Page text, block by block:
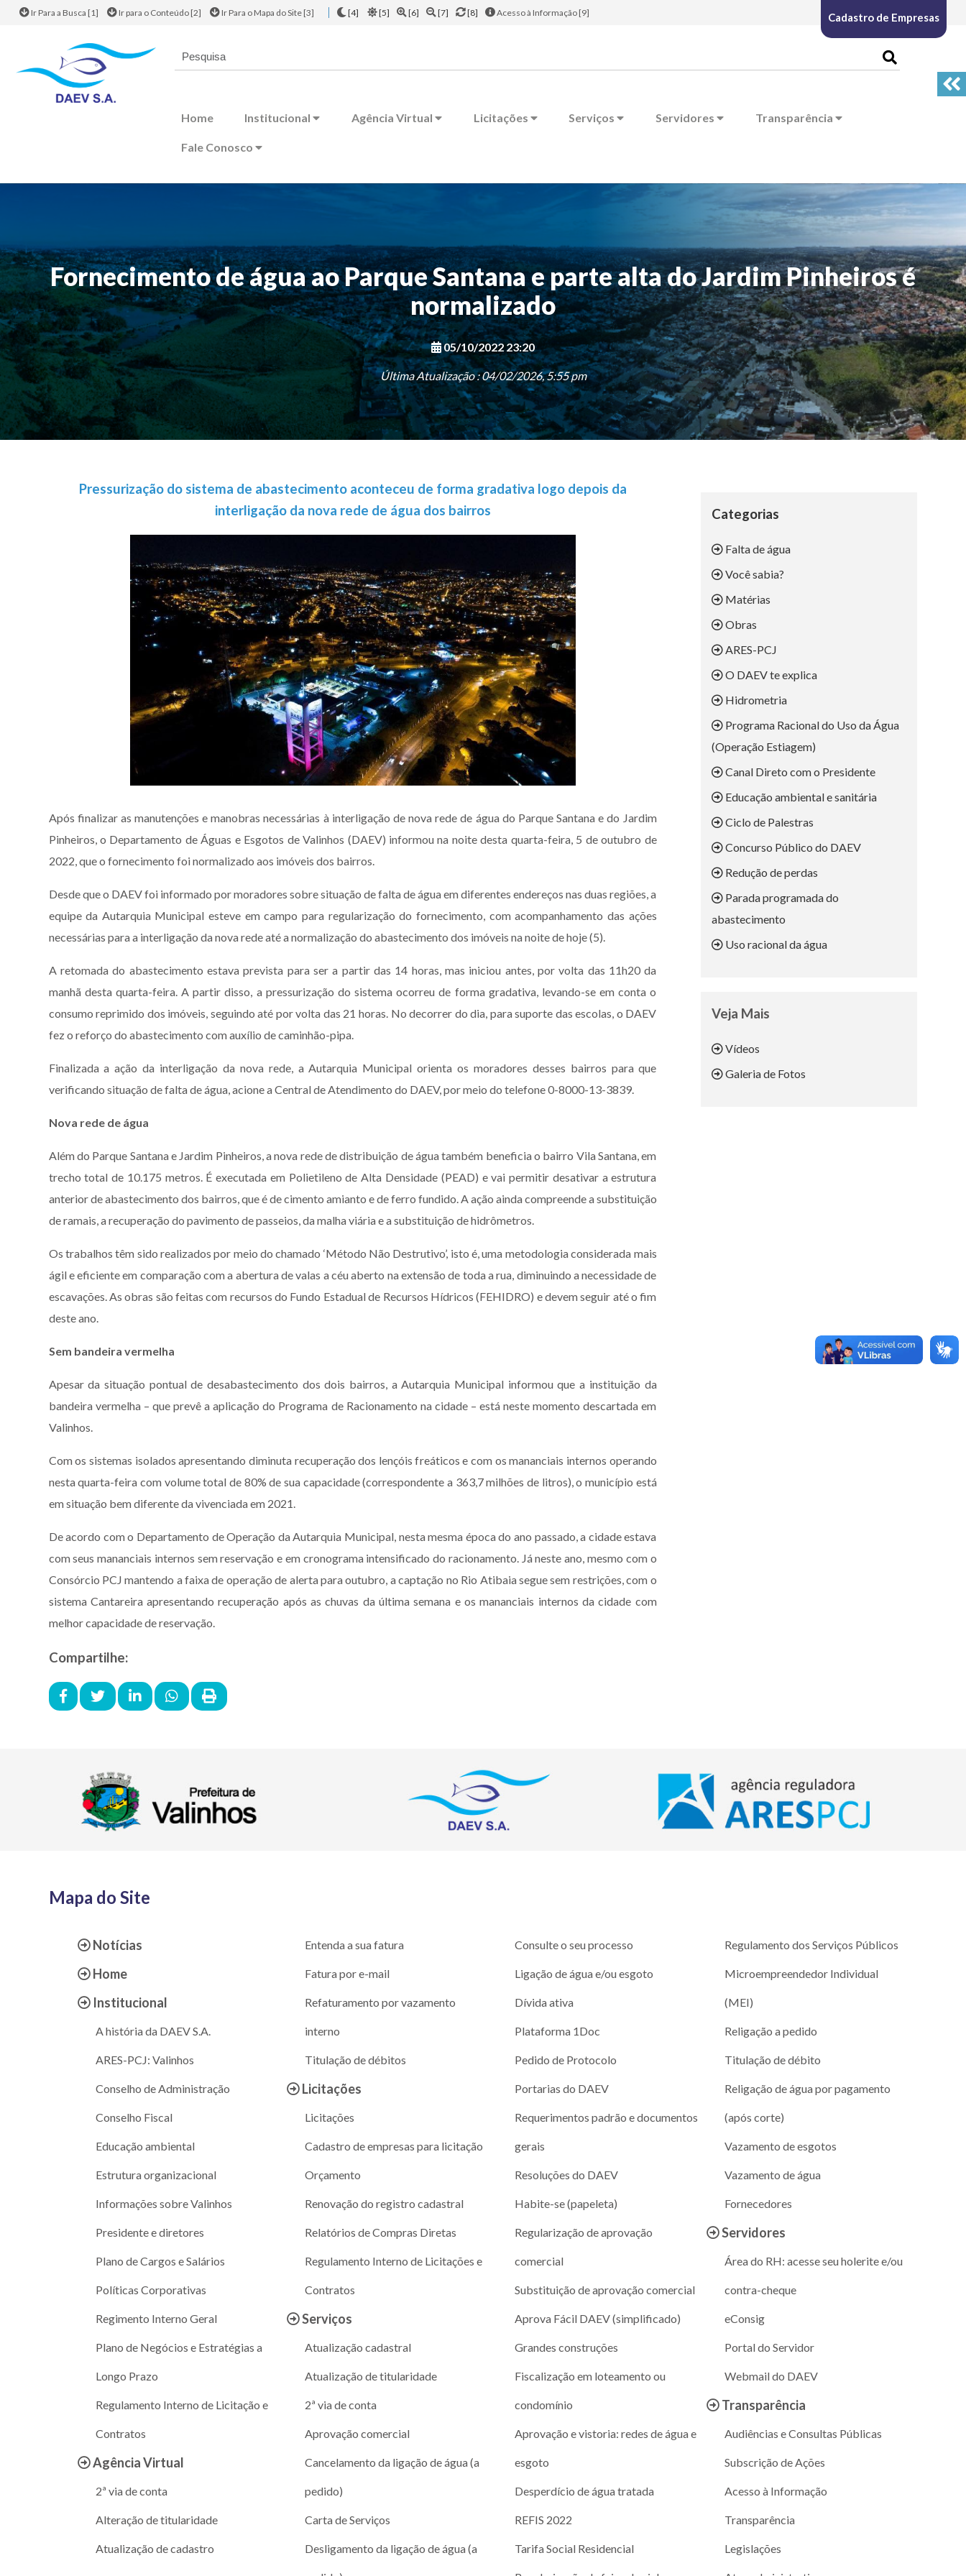
Ir Para a Busca [1] Ir para o Conteúdo [2] Ir Para o Mapa do Site [3] [4] [5] [6] [7] [8] Acesso à Informação [9] Cadastro de Empresas
Home Institucional Agência Virtual Licitações Serviços Servidores Transparência
Fale Conosco
Fornecimento de água ao Parque Santana e parte alta do Jardim Pinheiros é
normalizado
05/10/2022 23:20
Última Atualização : 04/02/2026, 5:55 pm
Pressurização do sistema de abastecimento aconteceu de forma gradativa logo depois da
interligação da nova rede de água dos bairros
Após finalizar as manutenções e manobras necessárias à interligação de nova rede de água do Parque Santana e do Jardim
Pinheiros, o Departamento de Águas e Esgotos de Valinhos (DAEV) informou na noite desta quarta-feira, 5 de outubro de
2022, que o fornecimento foi normalizado aos imóveis dos bairros.
Desde que o DAEV foi informado por moradores sobre situação de falta de água em diferentes endereços nas duas regiões, a
equipe da Autarquia Municipal esteve em campo para regularização do fornecimento, com acompanhamento das ações
necessárias para a interligação da nova rede até a normalização do abastecimento dos imóveis na noite de hoje (5).
A retomada do abastecimento estava prevista para ser a partir das 14 horas, mas iniciou antes, por volta das 11h20 da
manhã desta quarta-feira. A partir disso, a pressurização do sistema ocorreu de forma gradativa, levando-se em conta o
consumo reprimido dos imóveis, seguindo até por volta das 21 horas. No decorrer do dia, para suporte das escolas, o DAEV
fez o reforço do abastecimento com auxílio de caminhão-pipa.
Finalizada a ação da interligação da nova rede, a Autarquia Municipal orienta os moradores desses bairros para que
verificando situação de falta de água, acione a Central de Atendimento do DAEV, por meio do telefone 0-8000-13-3839.
Nova rede de água
Além do Parque Santana e Jardim Pinheiros, a nova rede de distribuição de água também beneficia o bairro Vila Santana, em
trecho total de 10.175 metros. É executada em Polietileno de Alta Densidade (PEAD) e vai permitir desativar a estrutura
anterior de abastecimento dos bairros, que é de cimento amianto e de ferro fundido. A ação ainda compreende a substituição
de ramais, a recuperação do pavimento de passeios, da malha viária e a substituição de hidrômetros.
Os trabalhos têm sido realizados por meio do chamado ‘Método Não Destrutivo’, isto é, uma metodologia considerada mais
ágil e eficiente em comparação com a abertura de valas a céu aberto na extensão de toda a rua, diminuindo a necessidade de
escavações. As obras são feitas com recursos do Fundo Estadual de Recursos Hídricos (FEHIDRO) e devem seguir até o fim
deste ano.
Sem bandeira vermelha
Apesar da situação pontual de desabastecimento dos dois bairros, a Autarquia Municipal informou que a instituição da
bandeira vermelha – que prevê a aplicação do Programa de Racionamento na cidade – está neste momento descartada em
Valinhos.
Com os sistemas isolados apresentando diminuta recuperação dos lençóis freáticos e com os mananciais internos operando
nesta quarta-feira com volume total de 80% de sua capacidade (correspondente a 363,7 milhões de litros), o município está
em situação bem diferente da vivenciada em 2021.
De acordo com o Departamento de Operação da Autarquia Municipal, nesta mesma época do ano passado, a cidade estava
com seus mananciais internos sem reservação e em cronograma intensificado do racionamento. Já neste ano, mesmo com o
Consórcio PCJ mantendo a faixa de operação de alerta para outubro, a captação no Rio Atibaia segue sem restrições, com o
sistema Cantareira apresentando recuperação após as chuvas da última semana e os mananciais internos da cidade com
melhor capacidade de reservação.
Compartilhe:
Categorias
Falta de água
Você sabia?
Matérias
Obras
ARES-PCJ
O DAEV te explica
Hidrometria
Programa Racional do Uso da Água
(Operação Estiagem)
Canal Direto com o Presidente
Educação ambiental e sanitária
Ciclo de Palestras
Concurso Público do DAEV
Redução de perdas
Parada programada do
abastecimento
Uso racional da água
Veja Mais
Vídeos
Galeria de Fotos
Mapa do Site
Notícias
Home
Institucional
A história da DAEV S.A.
ARES-PCJ: Valinhos
Conselho de Administração
Conselho Fiscal
Educação ambiental
Estrutura organizacional
Informações sobre Valinhos
Presidente e diretores
Plano de Cargos e Salários
Políticas Corporativas
Regimento Interno Geral
Plano de Negócios e Estratégias a
Longo Prazo
Regulamento Interno de Licitação e
Contratos
Agência Virtual
2ª via de conta
Alteração de titularidade
Atualização de cadastro
Entenda a sua fatura
Fatura por e-mail
Refaturamento por vazamento
interno
Titulação de débitos
Licitações
Licitações
Cadastro de empresas para licitação
Orçamento
Renovação do registro cadastral
Relatórios de Compras Diretas
Regulamento Interno de Licitações e
Contratos
Serviços
Atualização cadastral
Atualização de titularidade
2ª via de conta
Aprovação comercial
Cancelamento da ligação de água (a
pedido)
Carta de Serviços
Desligamento da ligação de água (a
Consulte o seu processo
Ligação de água e/ou esgoto
Dívida ativa
Plataforma 1Doc
Pedido de Protocolo
Portarias do DAEV
Requerimentos padrão e documentos
gerais
Resoluções do DAEV
Habite-se (papeleta)
Regularização de aprovação
comercial
Substituição de aprovação comercial
Aprova Fácil DAEV (simplificado)
Grandes construções
Fiscalização em loteamento ou
condomínio
Aprovação e vistoria: redes de água e
esgoto
Desperdício de água tratada
REFIS 2022
Tarifa Social Residencial
Regulamento dos Serviços Públicos
Microempreendedor Individual
(MEI)
Religação a pedido
Titulação de débito
Religação de água por pagamento
(após corte)
Vazamento de esgotos
Vazamento de água
Fornecedores
Servidores
Área do RH: acesse seu holerite e/ou
contra-cheque
eConsig
Portal do Servidor
Webmail do DAEV
Transparência
Audiências e Consultas Públicas
Subscrição de Ações
Acesso à Informação
Transparência
Legislações